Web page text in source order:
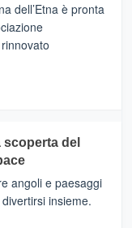
dell’Etna è pronta
scoperta del
angoli e paesaggi
insieme.